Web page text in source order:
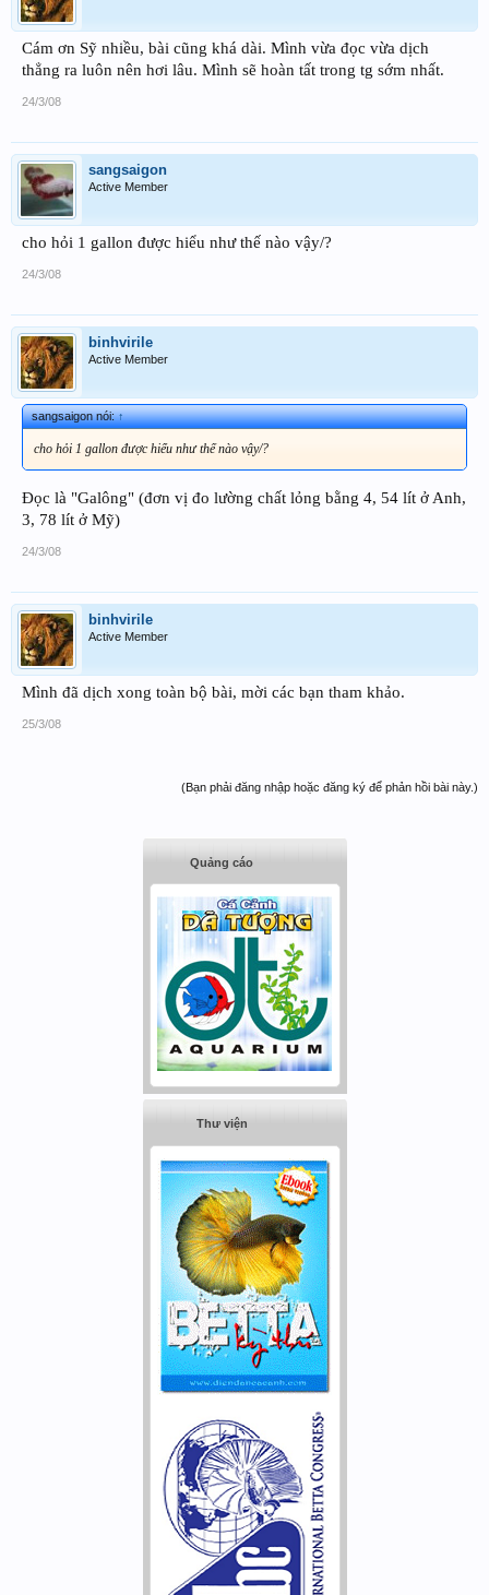
Cám ơn Sỹ nhiều, bài cũng khá dài. Mình vừa đọc vừa dịch
thẳng ra luôn nên hơi lâu. Mình sẽ hoàn tất trong tg sớm nhất.
24/3/08
sangsaigon
Active Member
cho hỏi 1 gallon được hiểu như thế nào vậy/?
24/3/08
binhvirile
Active Member
sangsaigon nói:↑
cho hỏi 1 gallon được hiểu như thế nào vậy/?
Đọc là "Galông" (đơn vị đo lường chất lỏng bằng 4, 54 lít ở Anh,
3, 78 lít ở Mỹ)
24/3/08
binhvirile
Active Member
Mình đã dịch xong toàn bộ bài, mời các bạn tham khảo.
25/3/08
(Bạn phải đăng nhập hoặc đăng ký để phản hồi bài này.)
Quảng cáo
Thư viện